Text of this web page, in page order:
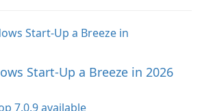
Start-Up a Breeze in 2026